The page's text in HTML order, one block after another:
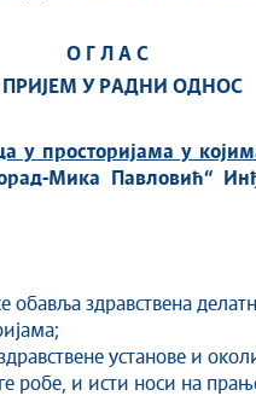
О Г Л А С
ПРИЈЕМ У РАДНИ ОДНОС
у просторијама у
Мика Павловић“
здравствена
установе и
и исти носи на